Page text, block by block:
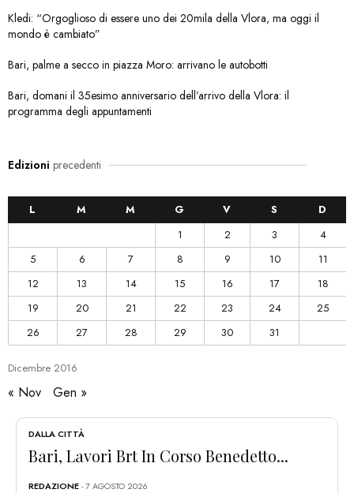
Kledi: “Orgoglioso di essere uno dei 20mila della Vlora, ma oggi il
mondo è cambiato”
Bari, palme a secco in piazza Moro: arrivano le autobotti
Bari, domani il 35esimo anniversario dell’arrivo della Vlora: il
programma degli appuntamenti
Edizioni precedenti
Dicembre 2016
L M M G V S
D
1
2 3
4
5
6 7 8 9 10
11
12
13 14 15 16 17
18
19
20 21 22 23 24
25
26
27 28 29 30 31
« Nov Gen »
DALLA CITTÀ
Bari, Lavori Brt In Corso Benedetto...
REDAZIONE- 7 AGOSTO 2026